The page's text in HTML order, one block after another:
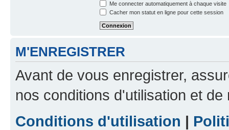
Me connecter automatiquement à chaque visite
Cacher mon statut en ligne pour cette session
M'ENREGISTRER
Avant de vous enregistrer,
nos conditions d'utilisation et
Conditions d'utilisation |